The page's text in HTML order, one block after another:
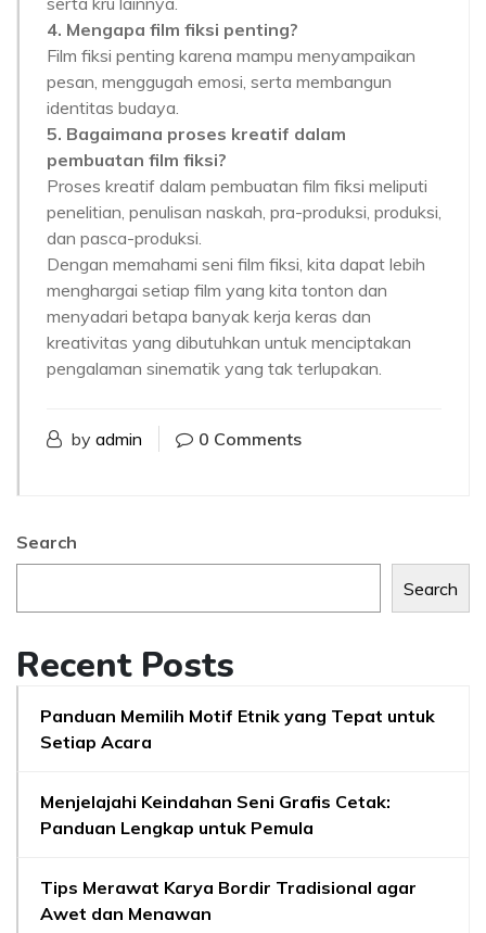
4. Mengapa film fiksi penting?
Film fiksi penting karena mampu menyampaikan
pesan, menggugah emosi, serta membangun
identitas budaya.
5. Bagaimana proses kreatif dalam
pembuatan film fiksi?
Proses kreatif dalam pembuatan film fiksi meliputi
penelitian, penulisan naskah, pra-produksi, produksi,
dan pasca-produksi.
Dengan memahami seni film fiksi, kita dapat lebih
menghargai setiap film yang kita tonton dan
menyadari betapa banyak kerja keras dan
kreativitas yang dibutuhkan untuk menciptakan
pengalaman sinematik yang tak terlupakan.
by admin 0 Comments
Search
Search
Recent Posts
Panduan Memilih Motif Etnik yang Tepat untuk
Setiap Acara
Menjelajahi Keindahan Seni Grafis Cetak:
Panduan Lengkap untuk Pemula
Tips Merawat Karya Bordir Tradisional agar
Awet dan Menawan